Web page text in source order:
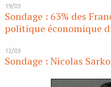
19/03
Sondage : 63% des
politique économique
12/03
Sondage : Nicolas